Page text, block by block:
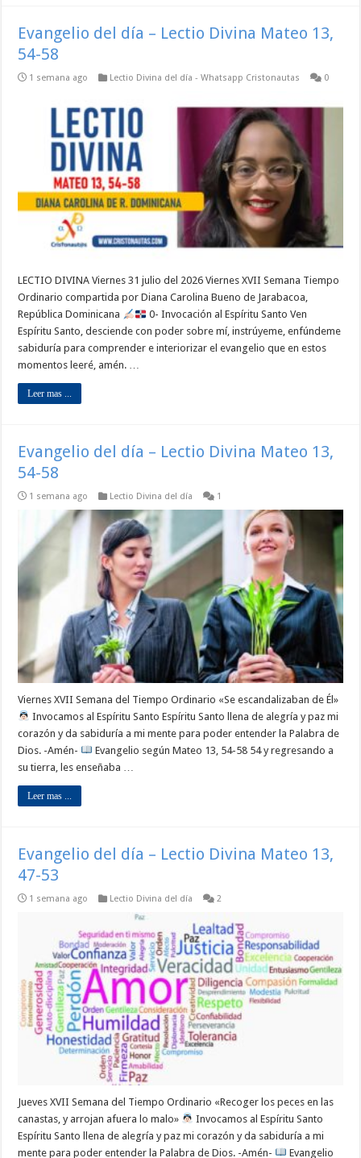
Evangelio del día – Lectio Divina Mateo 13,
54-58
1 semana ago Lectio Divina del día - Whatsapp Cristonautas 0
LECTIO DIVINA Viernes 31 julio del 2026 Viernes XVII Semana Tiempo
Ordinario compartida por Diana Carolina Bueno de Jarabacoa,
República Dominicana
0- Invocación al Espíritu Santo Ven
Espíritu Santo, desciende con poder sobre mí, instrúyeme, enfúndeme
sabiduría para comprender e interiorizar el evangelio que en estos
momentos leeré, amén. …
Leer mas ...
Evangelio del día – Lectio Divina Mateo 13,
54-58
1 semana ago Lectio Divina del día 1
Viernes XVII Semana del Tiempo Ordinario «Se escandalizaban de Él»
Invocamos al Espíritu Santo Espíritu Santo llena de alegría y paz mi
corazón y da sabiduría a mi mente para poder entender la Palabra de
Dios. -Amén-
Evangelio según Mateo 13, 54-58 54 y regresando a
su tierra, les enseñaba …
Leer mas ...
Evangelio del día – Lectio Divina Mateo 13,
47-53
1 semana ago Lectio Divina del día 2
Jueves XVII Semana del Tiempo Ordinario «Recoger los peces en las
canastas, y arrojan afuera lo malo»
Invocamos al Espíritu Santo
Espíritu Santo llena de alegría y paz mi corazón y da sabiduría a mi
mente para poder entender la Palabra de Dios. -Amén-
Evangelio